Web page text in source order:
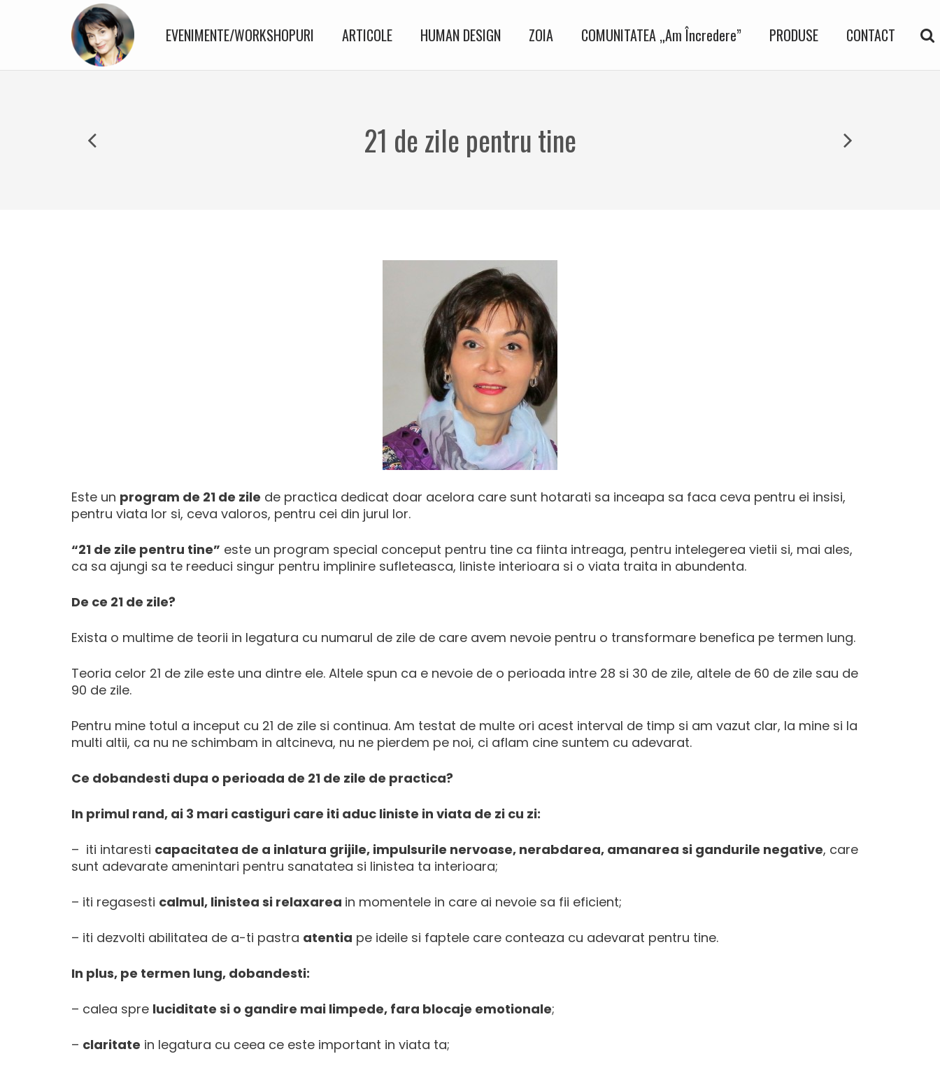
EVENIMENTE/WORKSHOPURI ARTICOLE HUMAN DESIGN ZOIA COMUNITATEA „Am Încredere” PRODUSE CONTACT
21 de zile pentru tine
Este un program de 21 de zile de practica dedicat doar acelora care sunt hotarati sa inceapa sa faca ceva pentru ei insisi,
pentru viata lor si, ceva valoros, pentru cei din jurul lor.
“21 de zile pentru tine” este un program special conceput pentru tine ca fiinta intreaga, pentru intelegerea vietii si, mai ales,
ca sa ajungi sa te reeduci singur pentru implinire sufleteasca, liniste interioara si o viata traita in abundenta.
De ce 21 de zile?
Exista o multime de teorii in legatura cu numarul de zile de care avem nevoie pentru o transformare benefica pe termen lung.
Teoria celor 21 de zile este una dintre ele. Altele spun ca e nevoie de o perioada intre 28 si 30 de zile, altele de 60 de zile sau de
90 de zile.
Pentru mine totul a inceput cu 21 de zile si continua. Am testat de multe ori acest interval de timp si am vazut clar, la mine si la
multi altii, ca nu ne schimbam in altcineva, nu ne pierdem pe noi, ci aflam cine suntem cu adevarat.
Ce dobandesti dupa o perioada de 21 de zile de practica?
In primul rand, ai 3 mari castiguri care iti aduc liniste in viata de zi cu zi:
– iti intaresti capacitatea de a inlatura grijile, impulsurile nervoase, nerabdarea, amanarea si gandurile negative, care
sunt adevarate amenintari pentru sanatatea si linistea ta interioara;
– iti regasesti calmul, linistea si relaxarea in momentele in care ai nevoie sa fii eficient;
– iti dezvolti abilitatea de a-ti pastra atentia pe ideile si faptele care conteaza cu adevarat pentru tine.
In plus, pe termen lung, dobandesti:
– calea spre luciditate si o gandire mai limpede, fara blocaje emotionale;
– claritate in legatura cu ceea ce este important in viata ta;